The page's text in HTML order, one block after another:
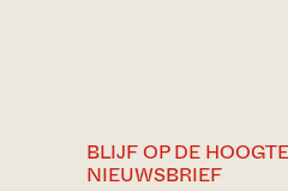
BLIJF OP DE
NIEUWSBRIEF